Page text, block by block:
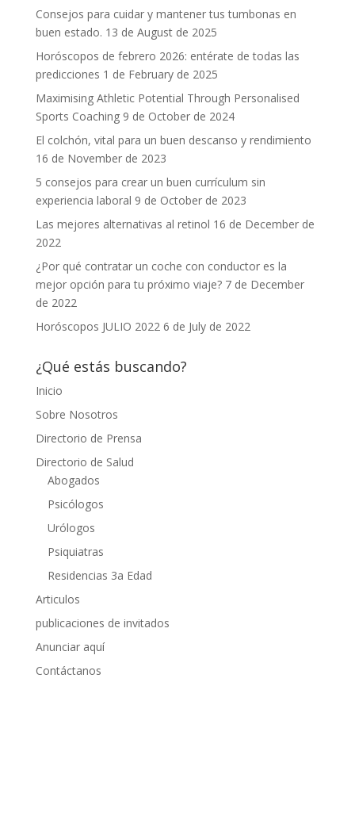
Consejos para cuidar y mantener tus tumbonas en
buen estado. 13 de August de 2025
Horóscopos de febrero 2026: entérate de todas las
predicciones 1 de February de 2025
Maximising Athletic Potential Through Personalised
Sports Coaching 9 de October de 2024
El colchón, vital para un buen descanso y rendimiento
16 de November de 2023
5 consejos para crear un buen currículum sin
experiencia laboral 9 de October de 2023
Las mejores alternativas al retinol 16 de December de
2022
¿Por qué contratar un coche con conductor es la
mejor opción para tu próximo viaje? 7 de December
de 2022
Horóscopos JULIO 2022 6 de July de 2022
¿Qué estás buscando?
Inicio
Sobre Nosotros
Directorio de Prensa
Directorio de Salud
Abogados
Psicólogos
Urólogos
Psiquiatras
Residencias 3a Edad
Articulos
publicaciones de invitados
Anunciar aquí
Contáctanos